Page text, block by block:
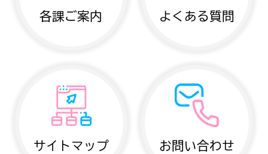
各課ご案内 よくある質問
サイトマップ お問い合わせ